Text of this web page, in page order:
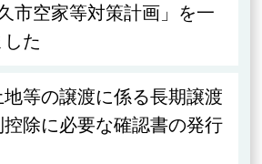
市空家等対策計画」を一
た
等の譲渡に係る長期譲渡
控除に必要な確認書の発行